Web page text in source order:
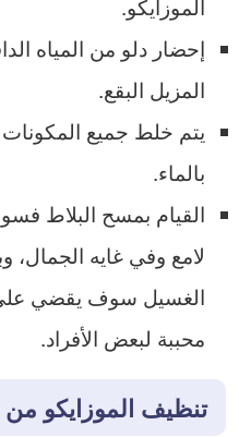
إحضار دلو من المياه
المزيل البقع.
يتم خلط جميع المكونات
بالماء.
القيام بمسح البلاط
لامع وفي غايه
الغسيل سوف يقضي على
محببة لبعض الأفراد.
تنظيف الموزايكو